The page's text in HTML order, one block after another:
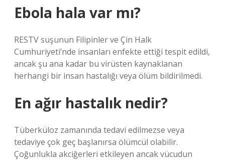
Ebola hala var mı?
RESTV suşunun Filipinler ve Çin Halk
Cumhuriyeti’nde insanları enfekte ettiği tespit edildi,
ancak şu ana kadar bu virüsten kaynaklanan
herhangi bir insan hastalığı veya ölüm bildirilmedi.
En ağır hastalık nedir?
Tüberküloz zamanında tedavi edilmezse veya
tedaviye çok geç başlanırsa ölümcül olabilir.
Çoğunlukla akciğerleri etkileyen ancak vücudun